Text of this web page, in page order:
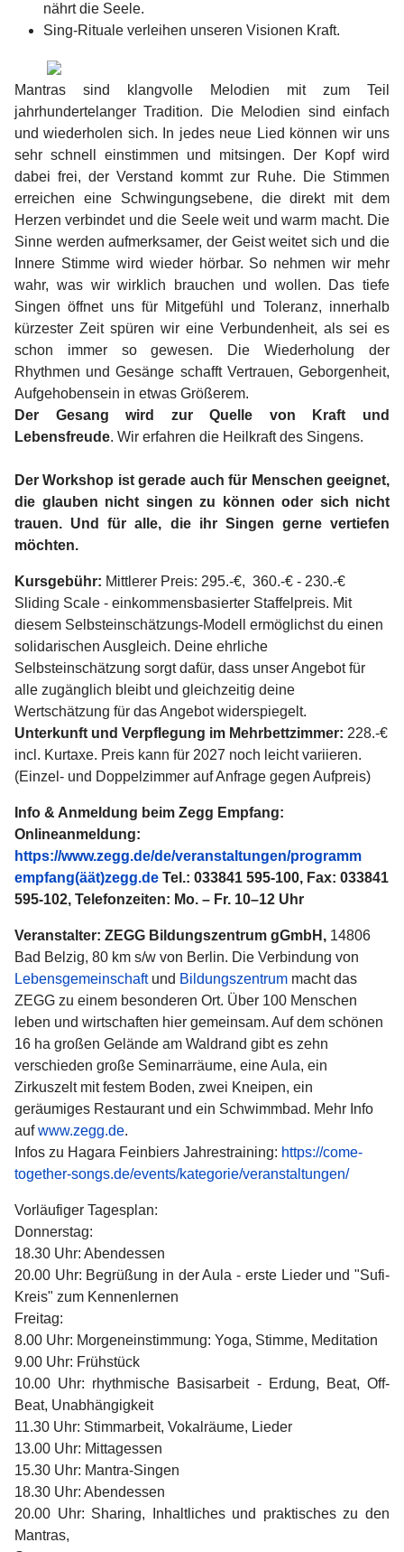
nährt die Seele.
Sing-Rituale verleihen unseren Visionen Kraft.
Mantras sind klangvolle Melodien mit zum Teil
jahrhundertelanger Tradition. Die Melodien sind einfach
und wiederholen sich. In jedes neue Lied können wir uns
sehr schnell einstimmen und mitsingen. Der Kopf wird
dabei frei, der Verstand kommt zur Ruhe. Die Stimmen
erreichen eine Schwingungsebene, die direkt mit dem
Herzen verbindet und die Seele weit und warm macht. Die
Sinne werden aufmerksamer, der Geist weitet sich und die
Innere Stimme wird wieder hörbar. So nehmen wir mehr
wahr, was wir wirklich brauchen und wollen. Das tiefe
Singen öffnet uns für Mitgefühl und Toleranz, innerhalb
kürzester Zeit spüren wir eine Verbundenheit, als sei es
schon immer so gewesen. Die Wiederholung der
Rhythmen und Gesänge schafft Vertrauen, Geborgenheit,
Aufgehobensein in etwas Größerem.
Der Gesang wird zur Quelle von Kraft und
Lebensfreude. Wir erfahren die Heilkraft des Singens.
Der Workshop ist gerade auch für Menschen geeignet,
die glauben nicht singen zu können oder sich nicht
trauen. Und für alle, die ihr Singen gerne vertiefen
möchten.
Kursgebühr: Mittlerer Preis: 295.-€, 360.-€ - 230.-€
Sliding Scale - einkommensbasierter Staffelpreis. Mit
diesem Selbsteinschätzungs-Modell ermöglichst du einen
solidarischen Ausgleich. Deine ehrliche
Selbsteinschätzung sorgt dafür, dass unser Angebot für
alle zugänglich bleibt und gleichzeitig deine
Wertschätzung für das Angebot widerspiegelt.
Unterkunft und Verpflegung im Mehrbettzimmer: 228.-€
incl. Kurtaxe. Preis kann für 2027 noch leicht variieren.
(Einzel- und Doppelzimmer auf Anfrage gegen Aufpreis)
Info & Anmeldung beim Zegg Empfang:
Onlineanmeldung:
https://www.zegg.de/de/veranstaltungen/programm
empfang(äät)zegg.de Tel.: 033841 595-100, Fax: 033841
595-102, Telefonzeiten: Mo. – Fr. 10–12 Uhr
Veranstalter: ZEGG Bildungszentrum gGmbH, 14806
Bad Belzig, 80 km s/w von Berlin. Die Verbindung von
Lebensgemeinschaftund Bildungszentrum macht das
ZEGG zu einem besonderen Ort. Über 100 Menschen
leben und wirtschaften hier gemeinsam. Auf dem schönen
16 ha großen Gelände am Waldrand gibt es zehn
verschieden große Seminarräume, eine Aula, ein
Zirkuszelt mit festem Boden, zwei Kneipen, ein
geräumiges Restaurant und ein Schwimmbad. Mehr Info
aufwww.zegg.de.
Infos zu Hagara Feinbiers Jahrestraining: https://come-
together-songs.de/events/kategorie/veranstaltungen/
Vorläufiger Tagesplan:
Donnerstag:
18.30 Uhr: Abendessen
20.00 Uhr: Begrüßung in der Aula - erste Lieder und "Sufi-
Kreis" zum Kennenlernen
Freitag:
8.00 Uhr: Morgeneinstimmung: Yoga, Stimme, Meditation
9.00 Uhr: Frühstück
10.00 Uhr: rhythmische Basisarbeit - Erdung, Beat, Off-
Beat, Unabhängigkeit
11.30 Uhr: Stimmarbeit, Vokalräume, Lieder
13.00 Uhr: Mittagessen
15.30 Uhr: Mantra-Singen
18.30 Uhr: Abendessen
20.00 Uhr: Sharing, Inhaltliches und praktisches zu den
Mantras,